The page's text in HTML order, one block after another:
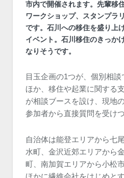
市内で開催されます。先輩移
ワークショップ、スタンプラ
です。石川への移住を盛り上
イベント。石川移住のきっか
なりそうです。
目玉企画の1つが、個別相
ほか、移住や起業に関する
が相談ブースを設け、現地
参加者から直接質問を受けつ
自治体は能登エリアから七
水町、金沢近郊エリアから
町、南加賀エリアから小松